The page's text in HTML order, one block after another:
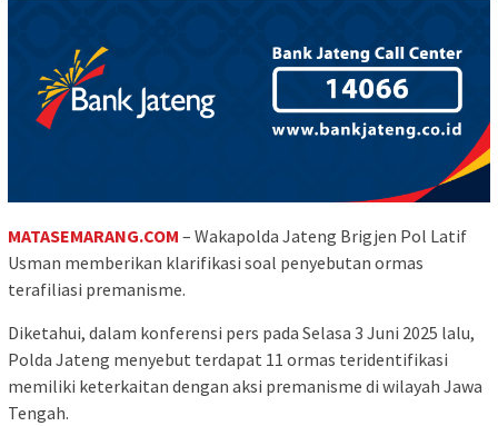
MATASEMARANG.COM – Wakapolda Jateng Brigjen Pol Latif
Usman memberikan klarifikasi soal penyebutan ormas
terafiliasi premanisme.
Diketahui, dalam konferensi pers pada Selasa 3 Juni 2025 lalu,
Polda Jateng menyebut terdapat 11 ormas teridentifikasi
memiliki keterkaitan dengan aksi premanisme di wilayah Jawa
Tengah.